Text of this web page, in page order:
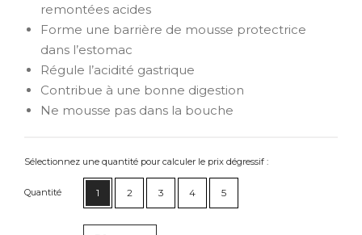
remontées acides
Forme une barrière de mousse protectrice
dans l’estomac
Régule l’acidité gastrique
Contribue à une bonne digestion
Ne mousse pas dans la bouche
Sélectionnez une quantité pour calculer le prix dégressif :
Quantité 1 2 3 4 5